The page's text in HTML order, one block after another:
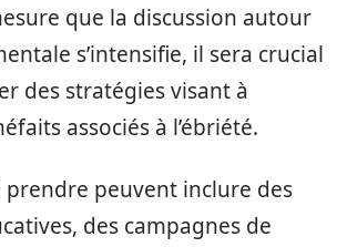
que la discussion autour
s’intensifie, il sera crucial
des stratégies visant à
associés à l’ébriété.
prendre peuvent inclure des
des campagnes de